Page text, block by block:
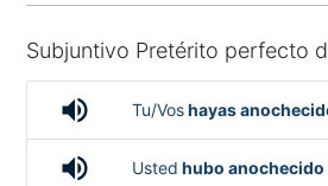
Subjuntivo Pretérito perfecto
volume_up Tu/Voshayas
volume_up Usted hubo anochecido